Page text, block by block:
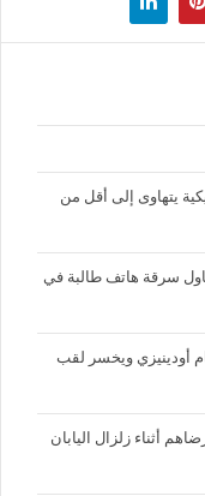
يتهاوى إلى أقل من
سرقة هاتف طالبة في
أودينيزي ويخسر لقب
أثناء زلزال اليابان